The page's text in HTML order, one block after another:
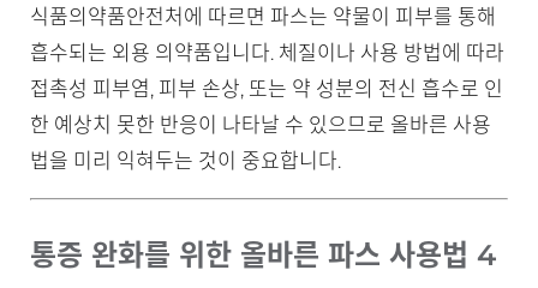
식품의약품안전처에 따르면 파스는 약물이 피부를 통해
흡수되는 외용 의약품입니다. 체질이나 사용 방법에 따라
접촉성 피부염, 피부 손상, 또는 약 성분의 전신 흡수로 인
한 예상치 못한 반응이 나타날 수 있으므로 올바른 사용
법을 미리 익혀두는 것이 중요합니다.
통증 완화를 위한 올바른 파스 사용법 4